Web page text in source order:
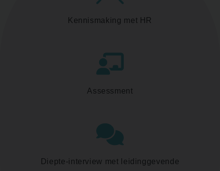
Kennismaking met HR
Assessment
Diepte-interview met leidinggevende